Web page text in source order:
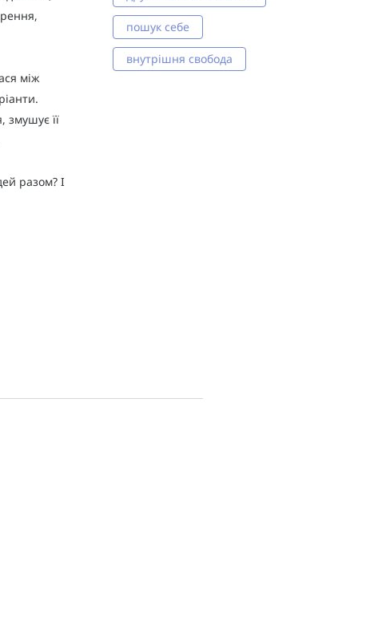
між
змушує її
разом? І
пошук себе
внутрішня свобода